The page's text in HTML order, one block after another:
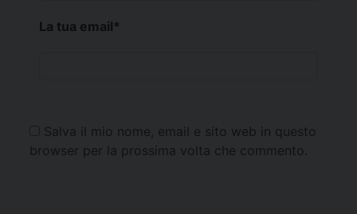
La tua email*
Salva il mio nome, email e sito web in questo
browser per la prossima volta che commento.